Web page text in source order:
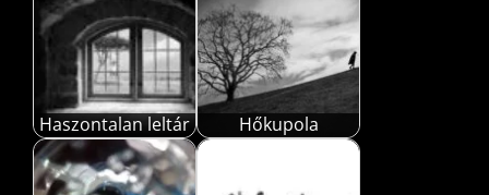
Haszontalan leltár Hőkupola